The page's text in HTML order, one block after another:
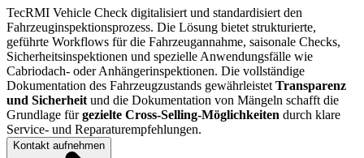
TecRMI Vehicle Check digitalisiert und standardisiert den
Fahrzeuginspektionsprozess. Die Lösung bietet strukturierte,
geführte Workflows für die Fahrzeugannahme, saisonale Checks,
Sicherheitsinspektionen und spezielle Anwendungsfälle wie
Cabriodach- oder Anhängerinspektionen. Die vollständige
Dokumentation des Fahrzeugzustands gewährleistet Transparenz
und Sicherheit und die Dokumentation von Mängeln schafft die
Grundlage fürgezielte Cross-Selling-Möglichkeiten durch klare
Service- und Reparaturempfehlungen.
Kontakt aufnehmen